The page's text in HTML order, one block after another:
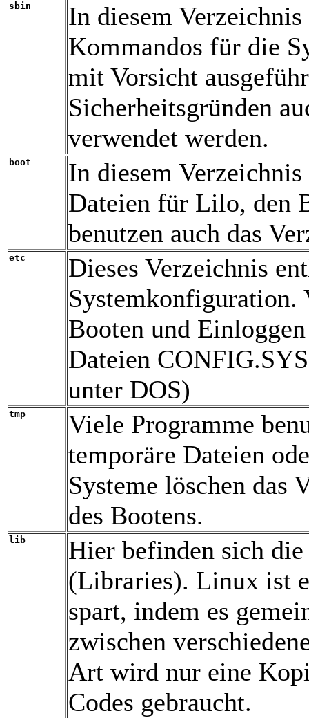
sbin
In diesem
Kommandos für die
mit Vorsicht
Sicherheitsgründen
verwendet werden.
boot
In diesem
Dateien für Lilo, den
benutzen auch das
etc
Dieses Verzeichnis
Systemkonfiguration.
Booten und
Dateien
unter DOS)
tmp
Viele Programme
temporäre Dateien
Systeme löschen das
des Bootens.
lib
Hier befinden sich
(Libraries). Linux ist
spart, indem es
zwischen
Art wird nur eine
Codes gebraucht.